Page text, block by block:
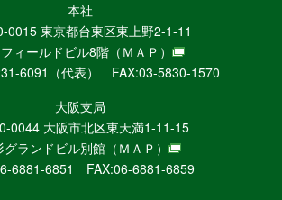
産
業
新
聞
社
ニ
ュ
ー
本社
0015 東京都台東区東上野2-1-11
ィールドビル8階 （ＭＡＰ）
6091（代表） FAX:03-5830-1570
大阪支局
0044 大阪市北区東天満1-11-15
グランドビル別館 （ＭＡＰ）
6881-6851 FAX:06-6881-6859